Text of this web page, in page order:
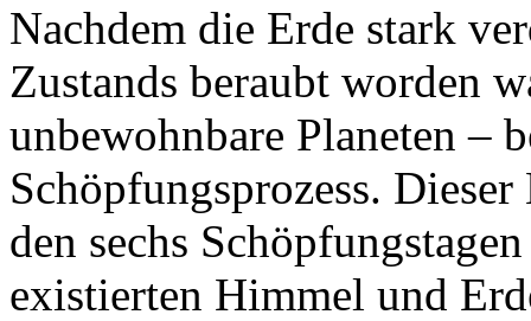
Nachdem die Erde stark
Zustands beraubt worden
unbewohnbare Planeten –
Schöpfungsprozess.
den sechs
existierten Himmel und